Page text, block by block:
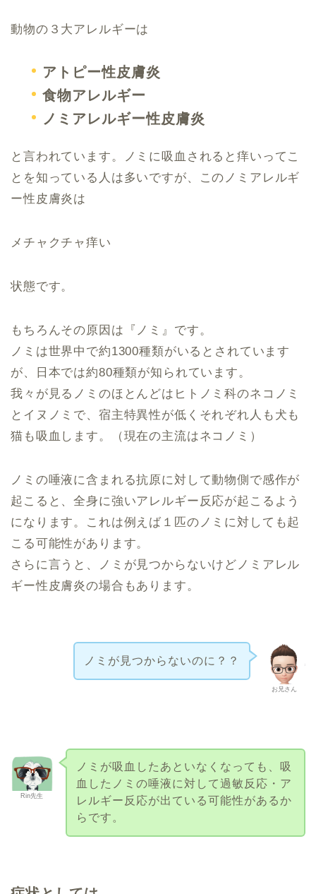
動物の３大アレルギーは
アトピー性皮膚炎
食物アレルギー
ノミアレルギー性皮膚炎
と言われています。ノミに吸血されると痒いってこ
とを知っている人は多いですが、このノミアレルギ
ー性皮膚炎は
メチャクチャ痒い
状態です。
もちろんその原因は『ノミ』です。
ノミは世界中で約1300種類がいるとされています
が、日本では約80種類が知られています。
我々が見るノミのほとんどはヒトノミ科のネコノミ
とイヌノミで、宿主特異性が低くそれぞれ人も犬も
猫も吸血します。（現在の主流はネコノミ）
ノミの唾液に含まれる抗原に対して動物側で感作が
起こると、全身に強いアレルギー反応が起こるよう
になります。これは例えば１匹のノミに対しても起
こる可能性があります。
さらに言うと、ノミが見つからないけどノミアレル
ギー性皮膚炎の場合もあります。
お兄さん
ノミが見つからないのに？？
Rin先生
ノミが吸血したあといなくなっても、吸
血したノミの唾液に対して過敏反応・ア
レルギー反応が出ている可能性があるか
らです。